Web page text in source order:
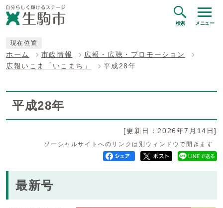
検索 メニュー
現在位置
ホーム 市政情報
広報・広聴・プロモーション
広報いこま「いこまち」
平成28年
平成28年
[更新日：2026年7月14日]
ソーシャルサイトへのリンクは別ウィンドウで開きます
最新号